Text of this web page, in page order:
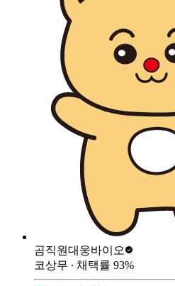
곰직원대웅바이오
코상무 ∙ 채택률 93%